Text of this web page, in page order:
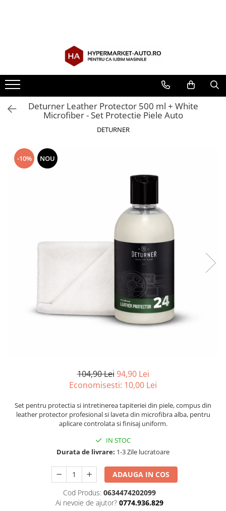
Accesorii auto obligatorii
Accesorii Iarna
Exterior Auto
Stergatoare parbriz
Interior Auto
Suport Auto Telefon
Cosmetica si Detailing Auto
Interior
Polish Auto si Corectie Vopsea
Pre-spalare si Spuma Auto
Reconditionare Faruri
Solutii Curatare Exterior
Suprafete Plastic Exterior
Tratament Hidrofob
Deturner Leather Protector 500 ml + White
Microfiber - Set Protectie Piele Auto
DETURNER
-10% NOU
104,90 Lei 94,90 Lei
Economisesti: 10,00 Lei
Set pentru protectia si intretinerea tapiteriei din piele, compus din
leather protector profesional si laveta din microfibra alba, pentru
aplicare controlata si finisaj uniform.
IN STOC
Durata de livrare: 1-3 Zile lucratoare
ADAUGA IN COS
Cod Produs: 0634474202099
Ai nevoie de ajutor? 0774.936.829